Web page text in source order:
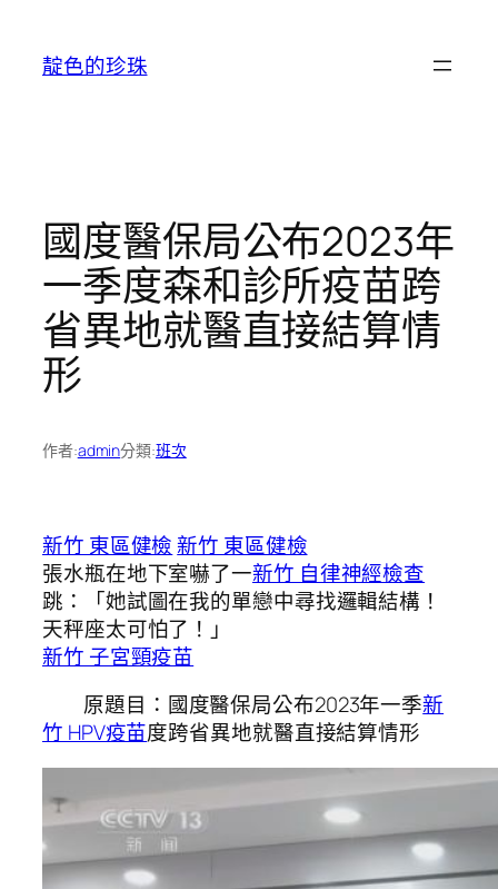
靛色的珍珠
國度醫保局公布2023年
一季度森和診所疫苗跨
省異地就醫直接結算情
形
作者:admin分類:班次
新竹 東區健檢 新竹 東區健檢
張水瓶在地下室嚇了一新竹 自律神經檢查
跳：「她試圖在我的單戀中尋找邏輯結構！
天秤座太可怕了！」
新竹 子宮頸疫苗
原題目：國度醫保局公布2023年一季新
竹 HPV疫苗度跨省異地就醫直接結算情形